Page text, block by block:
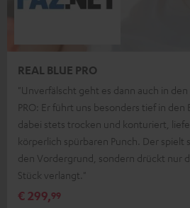
REAL BLUE PRO
"Unverfälscht geht es dann auch in den
PRO: Er führt uns besonders tief in
dabei stets trocken und konturiert,
körperlich spürbaren Punch. Der spielt
den Vordergrund, sondern drückt nur
Stück verlangt."
€ 299,99